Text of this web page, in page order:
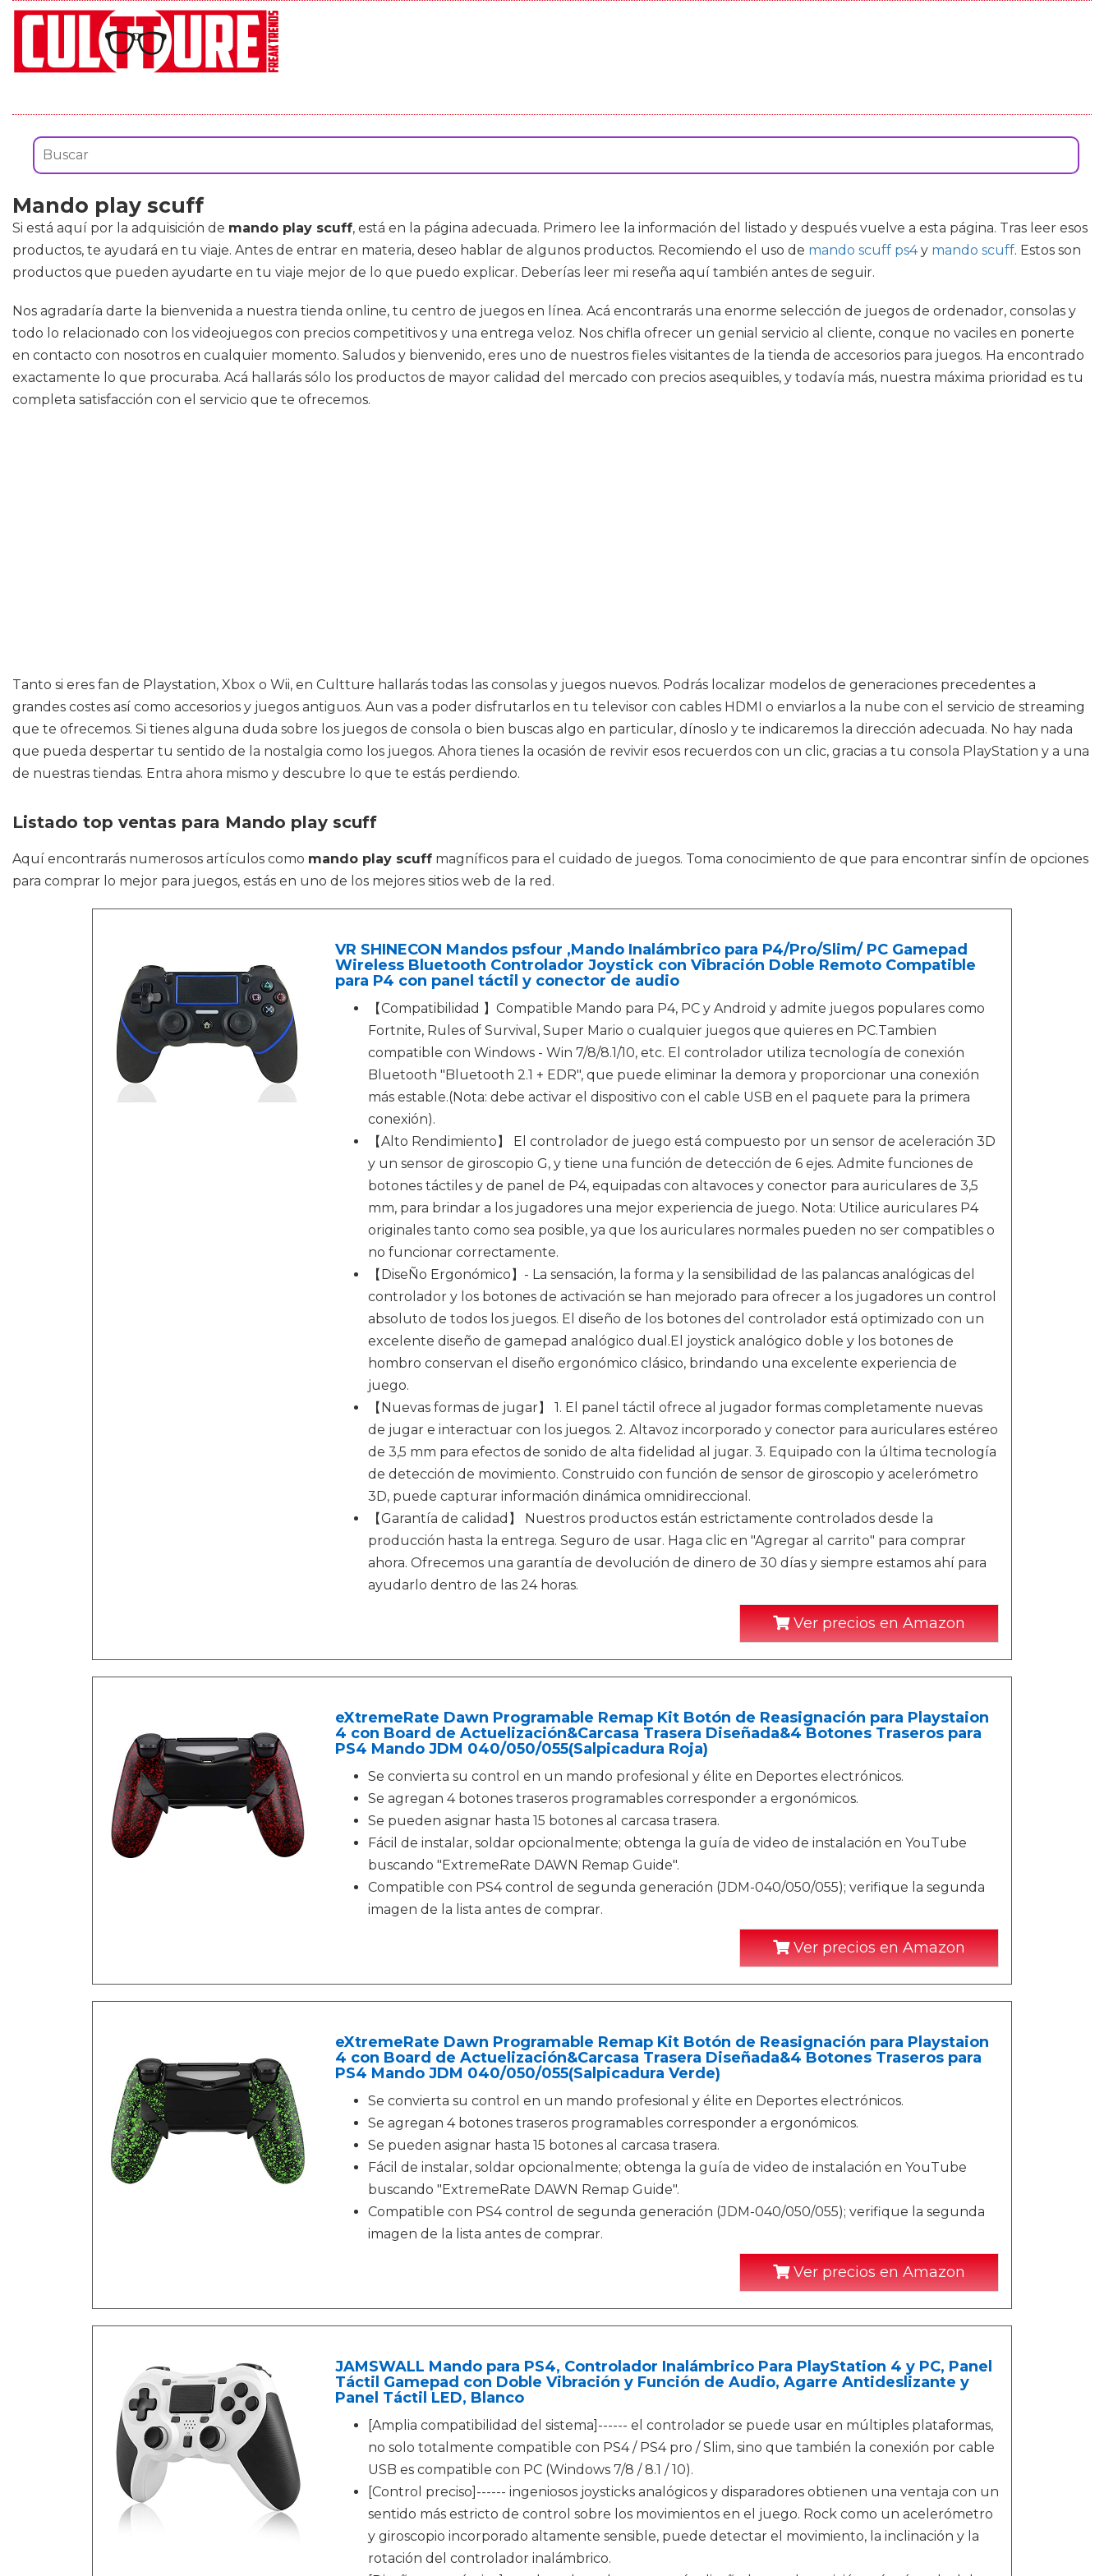
Mando play scuff
Si está aquí por la adquisición de mando play scuff, está en la página adecuada. Primero lee la información del listado y después vuelve a esta página. Tras leer esos
productos, te ayudará en tu viaje. Antes de entrar en materia, deseo hablar de algunos productos. Recomiendo el uso de mando scuff ps4y mando scuff. Estos son
productos que pueden ayudarte en tu viaje mejor de lo que puedo explicar. Deberías leer mi reseña aquí también antes de seguir.
Nos agradaría darte la bienvenida a nuestra tienda online, tu centro de juegos en línea. Acá encontrarás una enorme selección de juegos de ordenador, consolas y
todo lo relacionado con los videojuegos con precios competitivos y una entrega veloz. Nos chifla ofrecer un genial servicio al cliente, conque no vaciles en ponerte
en contacto con nosotros en cualquier momento. Saludos y bienvenido, eres uno de nuestros fieles visitantes de la tienda de accesorios para juegos. Ha encontrado
exactamente lo que procuraba. Acá hallarás sólo los productos de mayor calidad del mercado con precios asequibles, y todavía más, nuestra máxima prioridad es tu
completa satisfacción con el servicio que te ofrecemos.
Tanto si eres fan de Playstation, Xbox o Wii, en Cultture hallarás todas las consolas y juegos nuevos. Podrás localizar modelos de generaciones precedentes a
grandes costes así como accesorios y juegos antiguos. Aun vas a poder disfrutarlos en tu televisor con cables HDMI o enviarlos a la nube con el servicio de streaming
que te ofrecemos. Si tienes alguna duda sobre los juegos de consola o bien buscas algo en particular, dínoslo y te indicaremos la dirección adecuada. No hay nada
que pueda despertar tu sentido de la nostalgia como los juegos. Ahora tienes la ocasión de revivir esos recuerdos con un clic, gracias a tu consola PlayStation y a una
de nuestras tiendas. Entra ahora mismo y descubre lo que te estás perdiendo.
Listado top ventas para Mando play scuff
Aquí encontrarás numerosos artículos como mando play scuff magníficos para el cuidado de juegos. Toma conocimiento de que para encontrar sinfín de opciones
para comprar lo mejor para juegos, estás en uno de los mejores sitios web de la red.
VR SHINECON Mandos psfour ,Mando Inalámbrico para P4/Pro/Slim/ PC Gamepad
Wireless Bluetooth Controlador Joystick con Vibración Doble Remoto Compatible
para P4 con panel táctil y conector de audio
【Compatibilidad 】Compatible Mando para P4, PC y Android y admite juegos populares como
Fortnite, Rules of Survival, Super Mario o cualquier juegos que quieres en PC.Tambien
compatible con Windows - Win 7/8/8.1/10, etc. El controlador utiliza tecnología de conexión
Bluetooth "Bluetooth 2.1 + EDR", que puede eliminar la demora y proporcionar una conexión
más estable.(Nota: debe activar el dispositivo con el cable USB en el paquete para la primera
conexión).
【Alto Rendimiento】 El controlador de juego está compuesto por un sensor de aceleración 3D
y un sensor de giroscopio G, y tiene una función de detección de 6 ejes. Admite funciones de
botones táctiles y de panel de P4, equipadas con altavoces y conector para auriculares de 3,5
mm, para brindar a los jugadores una mejor experiencia de juego. Nota: Utilice auriculares P4
originales tanto como sea posible, ya que los auriculares normales pueden no ser compatibles o
no funcionar correctamente.
【DiseÑo Ergonómico】- La sensación, la forma y la sensibilidad de las palancas analógicas del
controlador y los botones de activación se han mejorado para ofrecer a los jugadores un control
absoluto de todos los juegos. El diseño de los botones del controlador está optimizado con un
excelente diseño de gamepad analógico dual.El joystick analógico doble y los botones de
hombro conservan el diseño ergonómico clásico, brindando una excelente experiencia de
juego.
【Nuevas formas de jugar】 1. El panel táctil ofrece al jugador formas completamente nuevas
de jugar e interactuar con los juegos. 2. Altavoz incorporado y conector para auriculares estéreo
de 3,5 mm para efectos de sonido de alta fidelidad al jugar. 3. Equipado con la última tecnología
de detección de movimiento. Construido con función de sensor de giroscopio y acelerómetro
3D, puede capturar información dinámica omnidireccional.
【Garantía de calidad】 Nuestros productos están estrictamente controlados desde la
producción hasta la entrega. Seguro de usar. Haga clic en "Agregar al carrito" para comprar
ahora. Ofrecemos una garantía de devolución de dinero de 30 días y siempre estamos ahí para
ayudarlo dentro de las 24 horas.
Ver precios en Amazon
eXtremeRate Dawn Programable Remap Kit Botón de Reasignación para Playstaion
4 con Board de Actuelización&Carcasa Trasera Diseñada&4 Botones Traseros para
PS4 Mando JDM 040/050/055(Salpicadura Roja)
Se convierta su control en un mando profesional y élite en Deportes electrónicos.
Se agregan 4 botones traseros programables corresponder a ergonómicos.
Se pueden asignar hasta 15 botones al carcasa trasera.
Fácil de instalar, soldar opcionalmente; obtenga la guía de video de instalación en YouTube
buscando "ExtremeRate DAWN Remap Guide".
Compatible con PS4 control de segunda generación (JDM-040/050/055); verifique la segunda
imagen de la lista antes de comprar.
Ver precios en Amazon
eXtremeRate Dawn Programable Remap Kit Botón de Reasignación para Playstaion
4 con Board de Actuelización&Carcasa Trasera Diseñada&4 Botones Traseros para
PS4 Mando JDM 040/050/055(Salpicadura Verde)
Se convierta su control en un mando profesional y élite en Deportes electrónicos.
Se agregan 4 botones traseros programables corresponder a ergonómicos.
Se pueden asignar hasta 15 botones al carcasa trasera.
Fácil de instalar, soldar opcionalmente; obtenga la guía de video de instalación en YouTube
buscando "ExtremeRate DAWN Remap Guide".
Compatible con PS4 control de segunda generación (JDM-040/050/055); verifique la segunda
imagen de la lista antes de comprar.
Ver precios en Amazon
JAMSWALL Mando para PS4, Controlador Inalámbrico Para PlayStation 4 y PC, Panel
Táctil Gamepad con Doble Vibración y Función de Audio, Agarre Antideslizante y
Panel Táctil LED, Blanco
[Amplia compatibilidad del sistema]------ el controlador se puede usar en múltiples plataformas,
no solo totalmente compatible con PS4 / PS4 pro / Slim, sino que también la conexión por cable
USB es compatible con PC (Windows 7/8 / 8.1 / 10).
[Control preciso]------ ingeniosos joysticks analógicos y disparadores obtienen una ventaja con un
sentido más estricto de control sobre los movimientos en el juego. Rock como un acelerómetro
y giroscopio incorporado altamente sensible, puede detectar el movimiento, la inclinación y la
rotación del controlador inalámbrico.